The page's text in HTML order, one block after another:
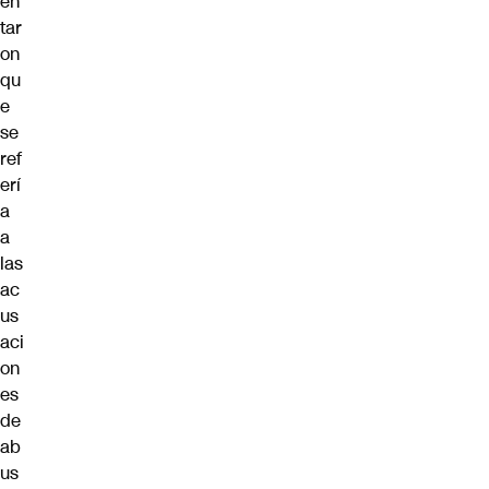
tar
on
qu
e
se
ref
erí
a
a
las
ac
us
aci
on
es
de
ab
us